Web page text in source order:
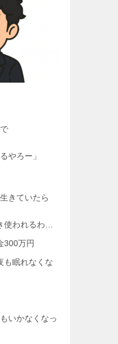
やろー」
きていたら
使われるわ…
300万円
も眠れなくな
いかなくなっ